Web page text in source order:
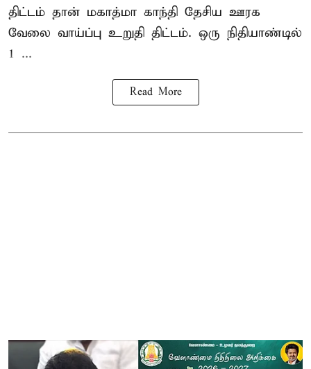
திட்டம் தான் மகாத்மா காந்தி தேசிய ஊரக
வேலை வாய்ப்பு உறுதி திட்டம். ஒரு நிதியாண்டில்
1 ...
Read More